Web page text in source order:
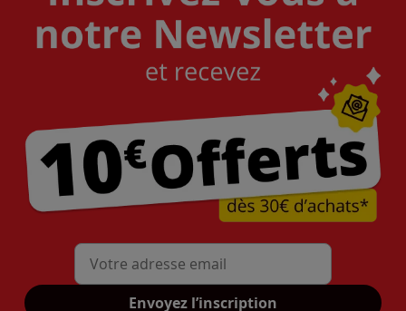
Mon adresse mail
Envoyez l’inscription